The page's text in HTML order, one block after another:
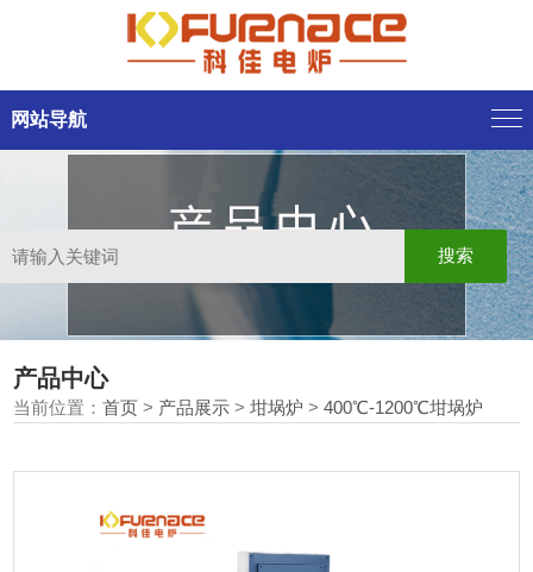
网站导航
产品中心
当前位置：首页 > 产品展示 >坩埚炉 >400℃-1200℃坩埚炉